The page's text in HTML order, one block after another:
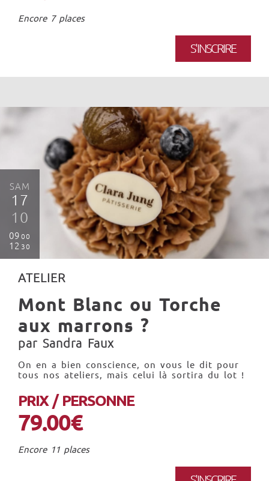
Encore 7 places
S'INSCRIRE
SAM
17
10
09 00
12 30
ATELIER
Mont Blanc ou Torche
aux marrons ?
par Sandra Faux
On en a bien conscience, on vous le dit pour
tous nos ateliers, mais celui là sortira du lot !
PRIX / PERSONNE
79.00€
Encore 11 places